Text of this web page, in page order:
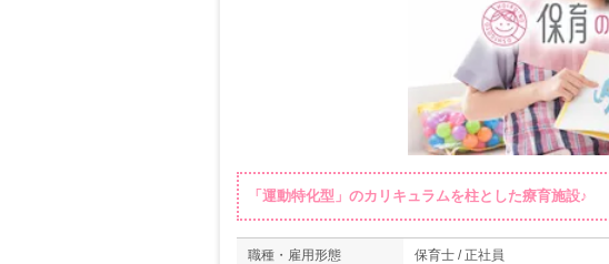
「運動特化型」のカリキュラムを柱とした療育施設♪
職種・雇用形態 保育士 / 正社員